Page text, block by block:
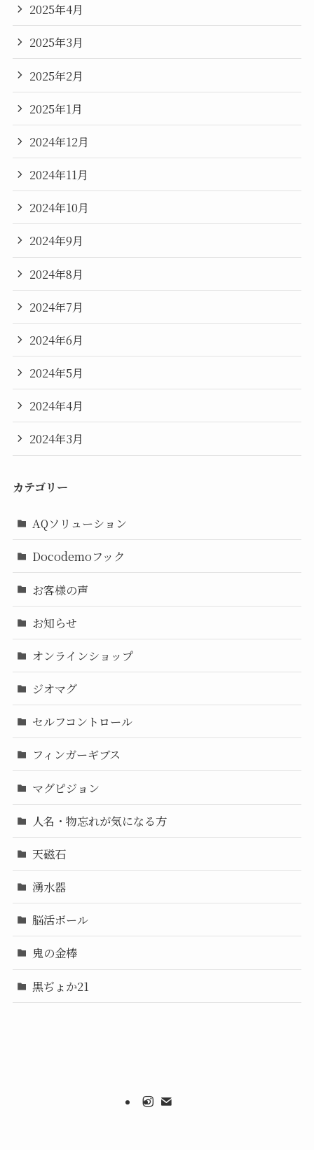
2025年4月
2025年3月
2025年2月
2025年1月
2024年12月
2024年11月
2024年10月
2024年9月
2024年8月
2024年7月
2024年6月
2024年5月
2024年4月
2024年3月
カテゴリー
AQソリューション
Docodemoフック
お客様の声
お知らせ
オンラインショップ
ジオマグ
セルフコントロール
フィンガーギブス
マグピジョン
人名・物忘れが気になる方
天磁石
湧水器
脳活ボール
鬼の金棒
黒ぢょか21